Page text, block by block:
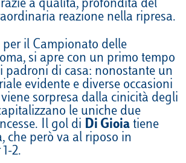
a qualità, profondità del
reazione nella ripresa.
il Campionato delle
si apre con un primo tempo
padroni di casa: nonostante un
evidente e diverse occasioni
sorpresa dalla cinicità degli
le uniche due
Il gol di Di Gioia tiene
che però va al riposo in
2.